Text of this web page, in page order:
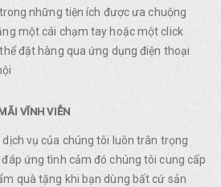
những tiện ích được ưa chuộng
một cái chạm tay hoặc một click
đặt hàng qua ứng dụng điện thoại
VĨNH VIỄN
dịch vụ của chúng tôi luôn trân trọng
ứng tình cảm đó chúng tôi cung cấp
quà tặng khi bạn dùng bất cứ sản